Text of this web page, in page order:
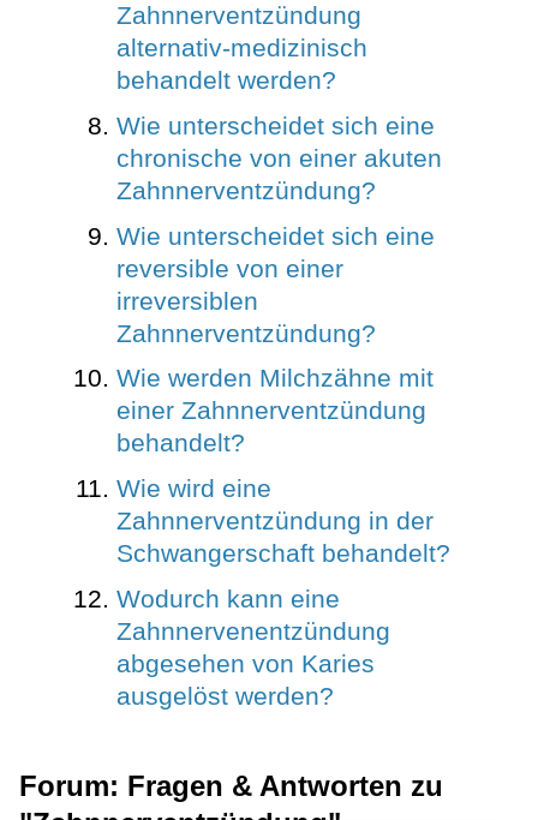
Zahnnerventzündung
alternativ-medizinisch
behandelt werden?
Wie unterscheidet sich eine
chronische von einer akuten
Zahnnerventzündung?
Wie unterscheidet sich eine
reversible von einer
irreversiblen
Zahnnerventzündung?
Wie werden Milchzähne mit
einer Zahnnerventzündung
behandelt?
Wie wird eine
Zahnnerventzündung in der
Schwangerschaft behandelt?
Wodurch kann eine
Zahnnervenentzündung
abgesehen von Karies
ausgelöst werden?
Forum: Fragen & Antworten zu